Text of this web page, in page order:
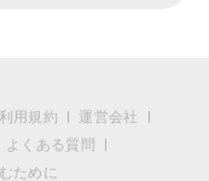
利用規約
運営会社
よくある質問
ために